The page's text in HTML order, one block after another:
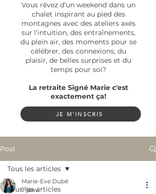
Vous rêvez d'un weekend dans un
chalet inspirant au pied des
montagnes avec des ateliers axés
sur l'intuition, des entraînements,
du plein air, des moments pour se
célébrer, des connexions, du
plaisir, de belles surprises et du
temps pour soi?
La retraite Signé Marie c'est
exactement ça!
JE M'INSCRIS
Post
Tous les articles
Tous les articles
Marie-Eve Dubé
7 janv.